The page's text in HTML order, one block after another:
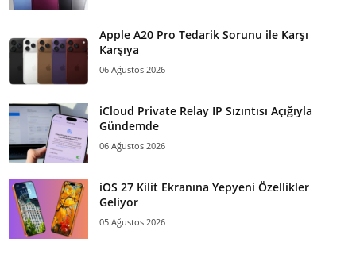
Apple A20 Pro Tedarik Sorunu ile Karşı
Karşıya
06 Ağustos 2026
iCloud Private Relay IP Sızıntısı Açığıyla
Gündemde
06 Ağustos 2026
iOS 27 Kilit Ekranına Yepyeni Özellikler
Geliyor
05 Ağustos 2026